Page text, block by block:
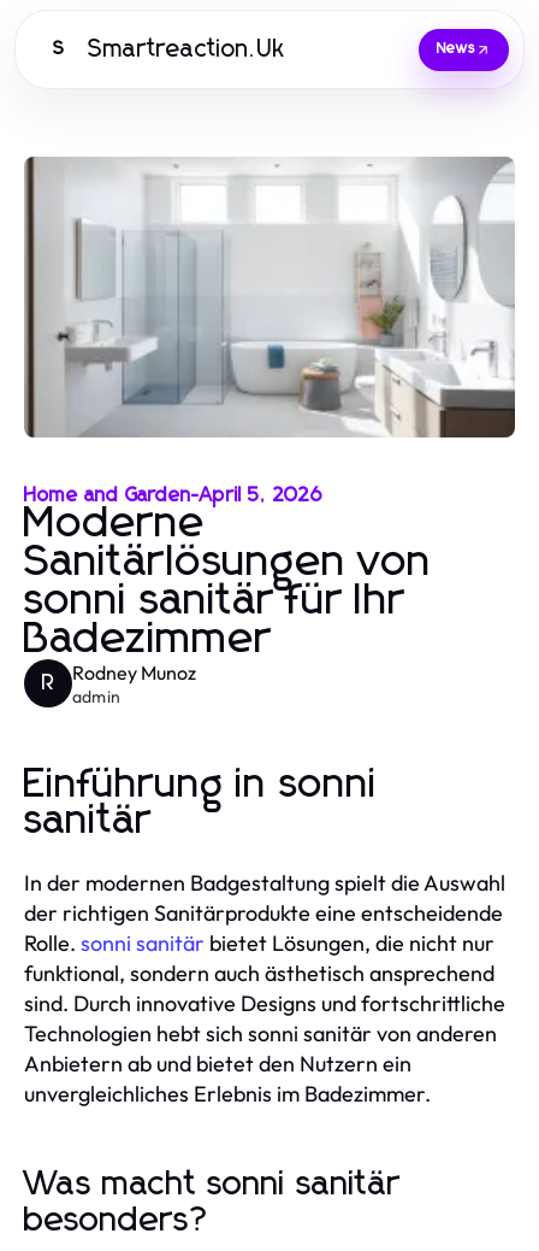
S Smartreaction.Uk News
Home and Garden-April 5, 2026
Moderne
Sanitärlösungen von
sonni sanitär für Ihr
Badezimmer
R Rodney Munoz
admin
Einführung in sonni
sanitär
In der modernen Badgestaltung spielt die Auswahl
der richtigen Sanitärprodukte eine entscheidende
Rolle. sonni sanitär bietet Lösungen, die nicht nur
funktional, sondern auch ästhetisch ansprechend
sind. Durch innovative Designs und fortschrittliche
Technologien hebt sich sonni sanitär von anderen
Anbietern ab und bietet den Nutzern ein
unvergleichliches Erlebnis im Badezimmer.
Was macht sonni sanitär
besonders?